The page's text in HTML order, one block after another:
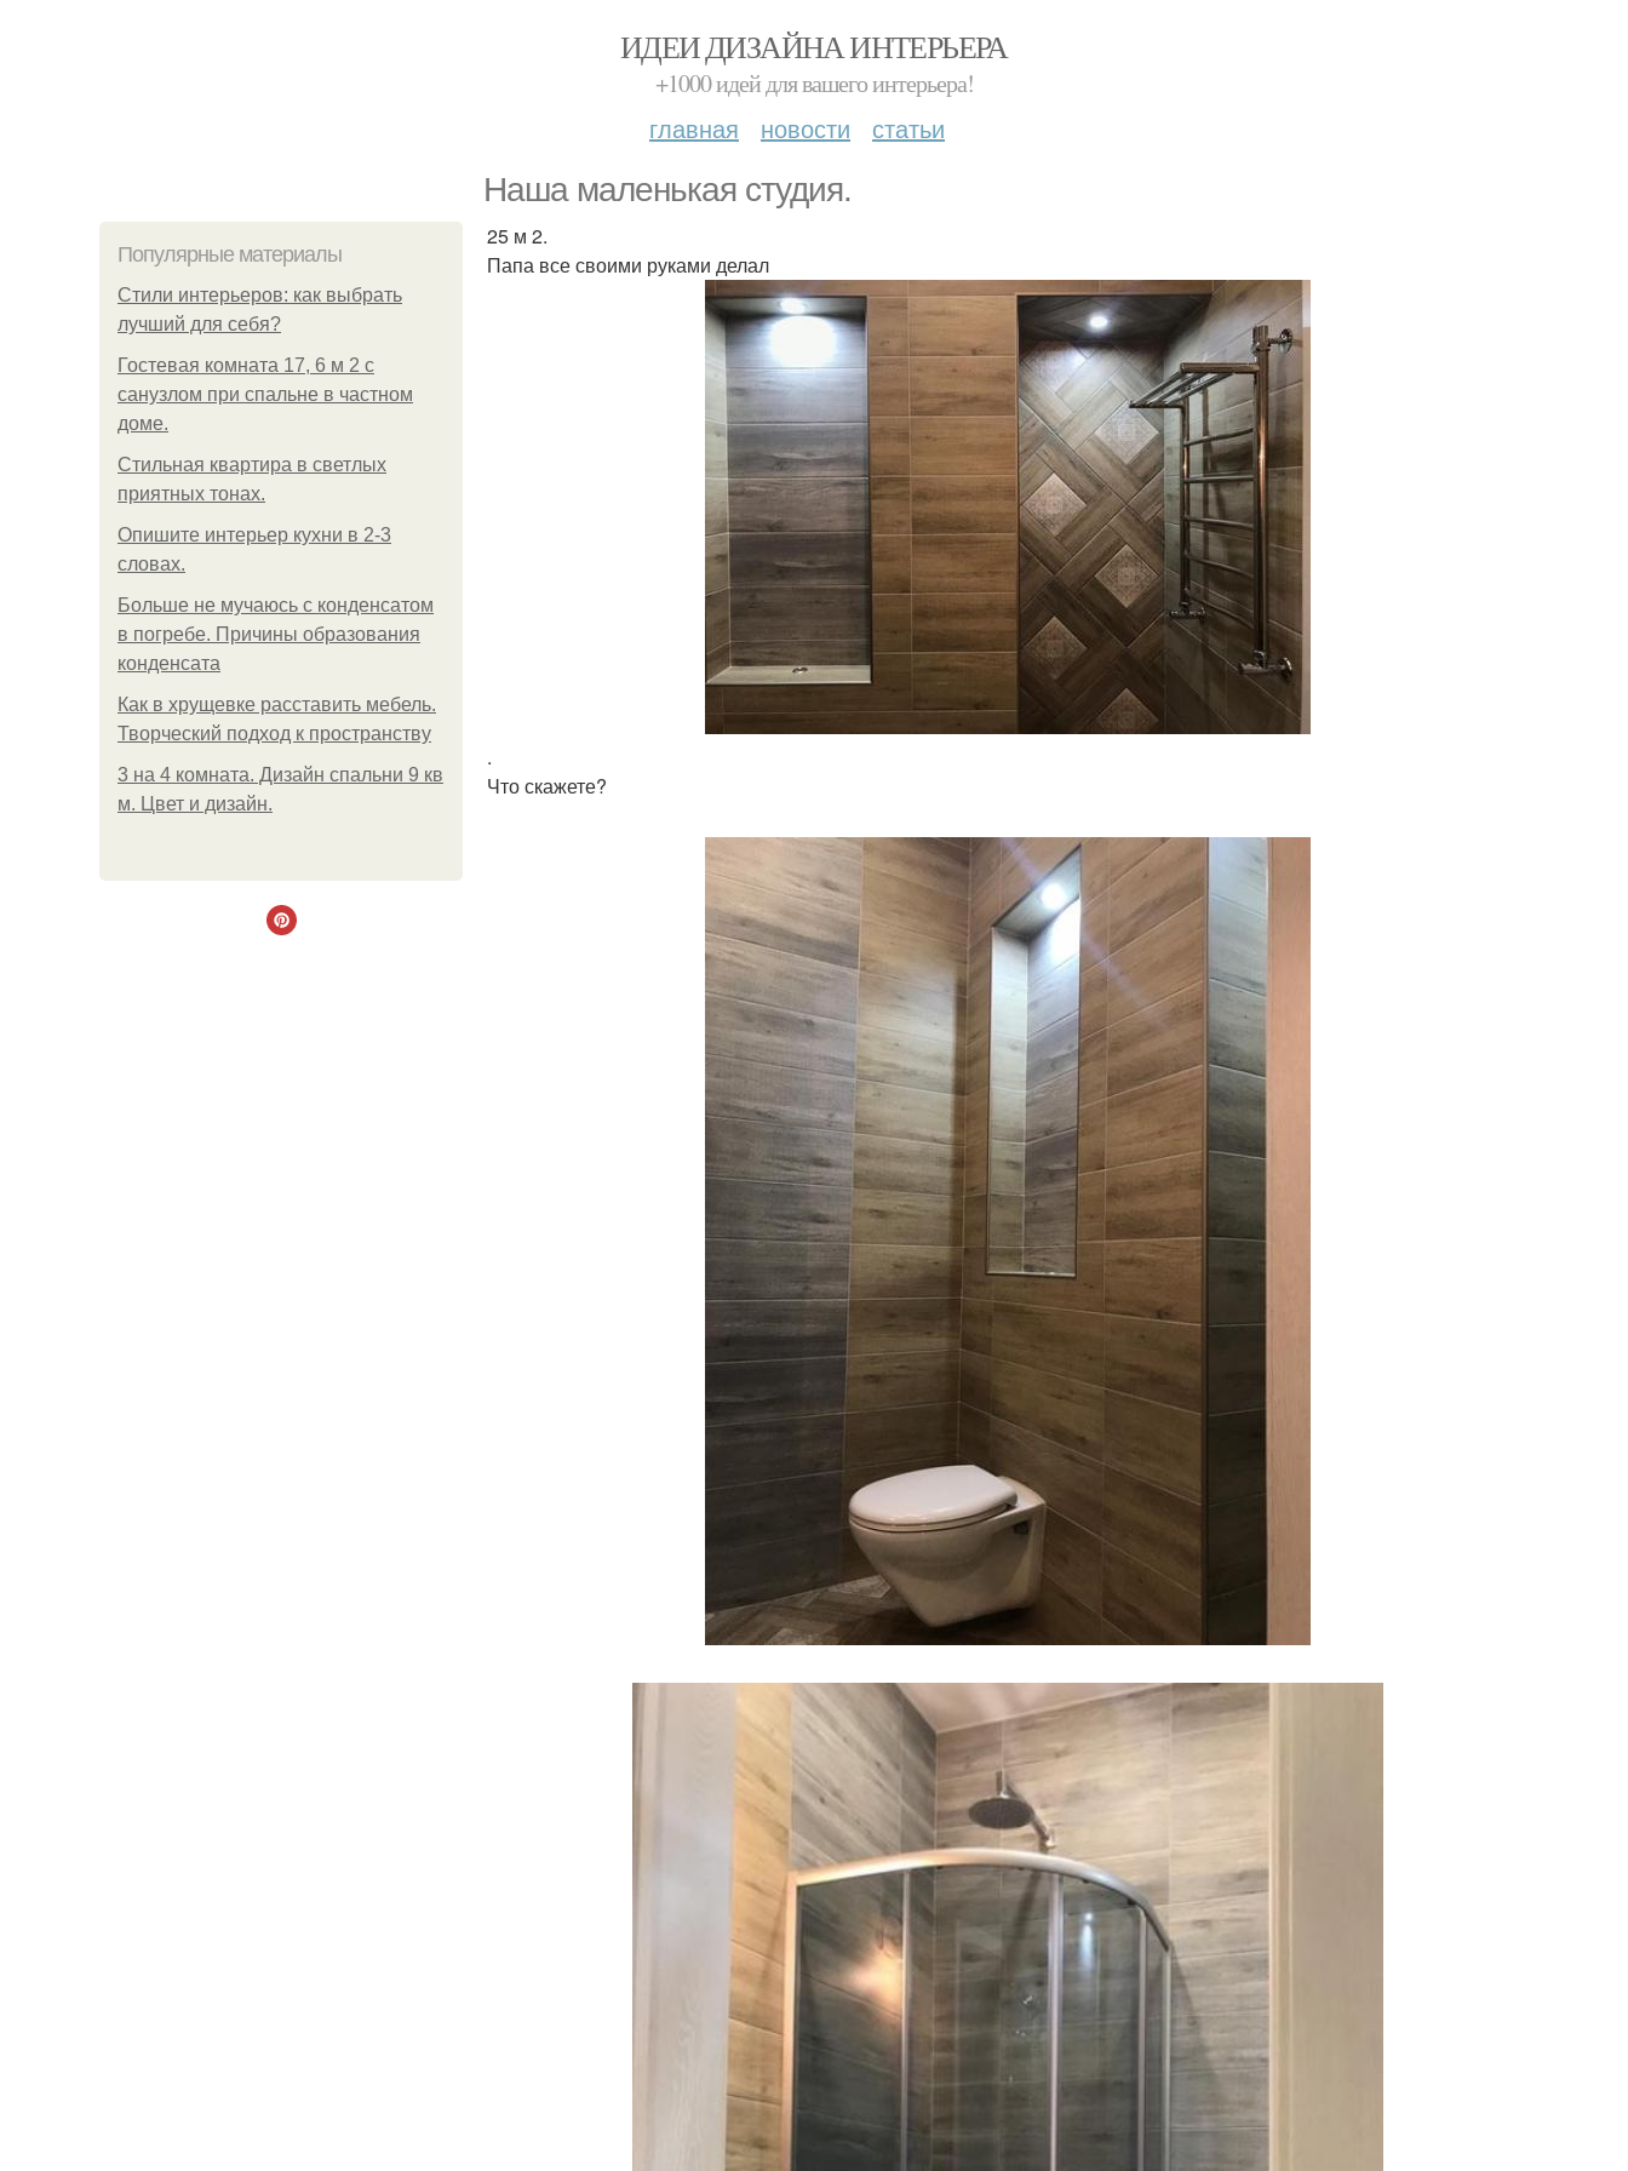
ИДЕИ ДИЗАЙНА ИНТЕРЬЕРА
+1000 идей для вашего интерьера!
главная новости статьи
Наша маленькая студия.
Популярные материалы
Стили интерьеров: как выбрать
лучший для себя?
Гостевая комната 17, 6 м 2 с
санузлом при спальне в частном
доме.
Стильная квартира в светлых
приятных тонах.
Опишите интерьер кухни в 2-3
словах.
Больше не мучаюсь с конденсатом
в погребе. Причины образования
конденсата
Как в хрущевке расставить мебель.
Творческий подход к пространству
3 на 4 комната. Дизайн спальни 9 кв
м. Цвет и дизайн.
25 м 2.
Папа все своими руками делал
.
Что скажете?